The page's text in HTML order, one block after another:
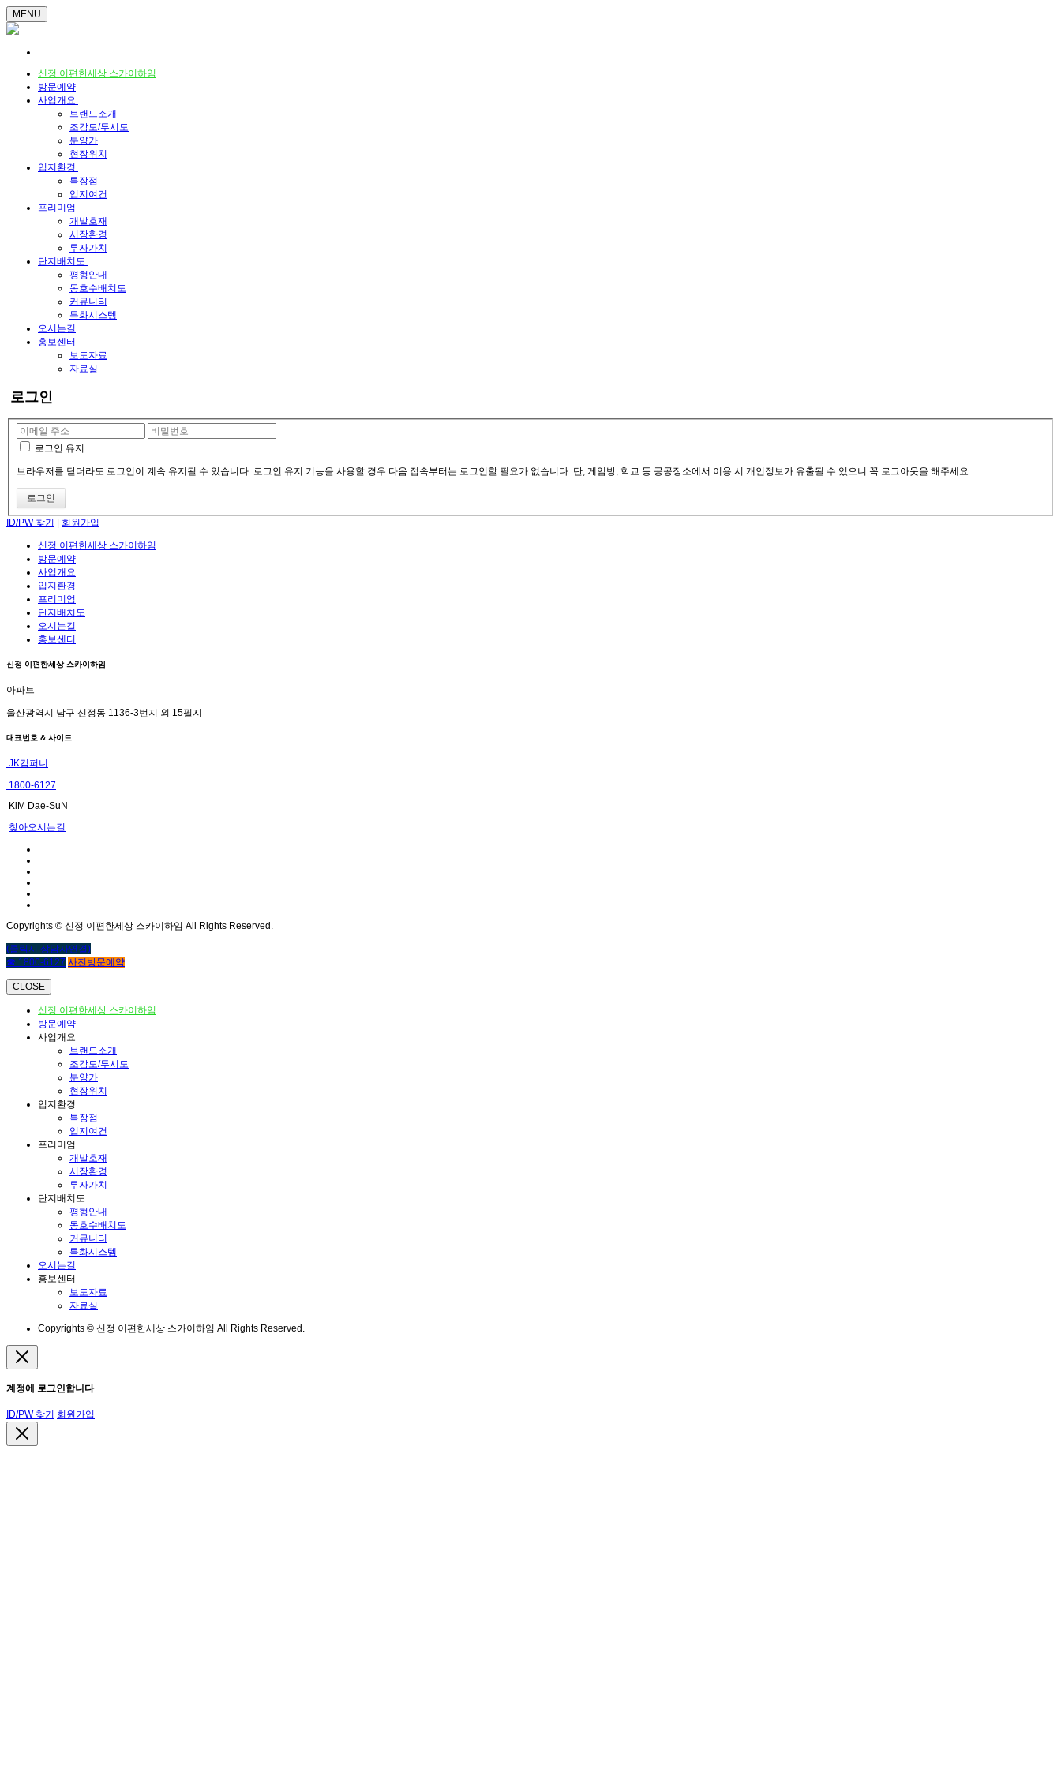
MENU
신정 이편한세상 스카이하임
방문예약
사업개요
브랜드소개
조감도/투시도
분양가
현장위치
입지환경
특장점
입지여건
프리미엄
개발호재
시장환경
투자가치
단지배치도
평형안내
동호수배치도
커뮤니티
특화시스템
오시는길
홍보센터
보도자료
자료실
로그인
로그인 유지
브라우저를 닫더라도 로그인이 계속 유지될 수 있습니다. 로그인 유지 기능을 사용할 경우 다음 접속부터는 로그인할 필요가 없습니다. 단, 게임방, 학교 등 공공장소에서 이용 시 개인정보가 유출될 수 있으니 꼭 로그아웃을 해주세요.
ID/PW 찾기 | 회원가입
신정 이편한세상 스카이하임
방문예약
사업개요
입지환경
프리미엄
단지배치도
오시는길
홍보센터
신정 이편한세상 스카이하임
아파트
울산광역시 남구 신정동 1136-3번지 외 15필지
대표번호 & 사이드
JK컴퍼니
1800-6127
KiM Dae-SuN
찾아오시는길
Copyrights © 신정 이편한세상 스카이하임 All Rights Reserved.
(클릭시 상담사연결)
☎ 1800-6127 사전방문예약
CLOSE
신정 이편한세상 스카이하임
방문예약
사업개요
브랜드소개
조감도/투시도
분양가
현장위치
입지환경
특장점
입지여건
프리미엄
개발호재
시장환경
투자가치
단지배치도
평형안내
동호수배치도
커뮤니티
특화시스템
오시는길
홍보센터
보도자료
자료실
Copyrights © 신정 이편한세상 스카이하임 All Rights Reserved.
계정에 로그인합니다
ID/PW 찾기 회원가입